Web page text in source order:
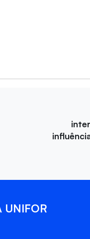
UNIFOR